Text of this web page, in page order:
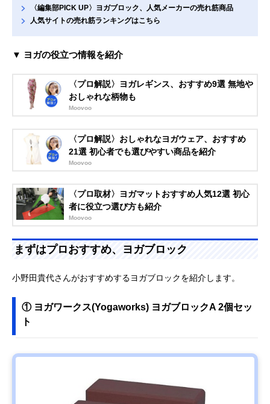
〈編集部PICK UP〉ヨガブロック、人気メーカーの売れ筋商品
人気サイトの売れ筋ランキングはこちら
▼ ヨガの役立つ情報を紹介
〈プロ解説〉ヨガレギンス、おすすめ9選 無地や
おしゃれな柄物も
Moovoo
〈プロ解説〉おしゃれなヨガウェア、おすすめ
21選 初心者でも選びやすい商品を紹介
Moovoo
〈プロ取材〉ヨガマットおすすめ人気12選 初心
者に役立つ選び方も紹介
Moovoo
まずはプロおすすめ、ヨガブロック
小野田貴代さんがおすすめするヨガブロックを紹介します。
① ヨガワークス(Yogaworks) ヨガブロックA 2個セッ
ト